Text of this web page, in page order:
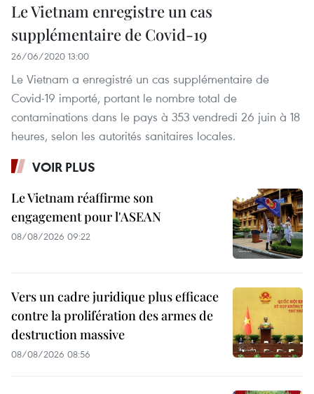
Le Vietnam enregistre un cas
supplémentaire de Covid-19
26/06/2020 13:00
Le Vietnam a enregistré un cas supplémentaire de
Covid-19 importé, portant le nombre total de
contaminations dans le pays à 353 vendredi 26 juin à 18
heures, selon les autorités sanitaires locales.
VOIR PLUS
Le Vietnam réaffirme son
engagement pour l'ASEAN
08/08/2026 09:22
Vers un cadre juridique plus efficace
contre la prolifération des armes de
destruction massive
08/08/2026 08:56